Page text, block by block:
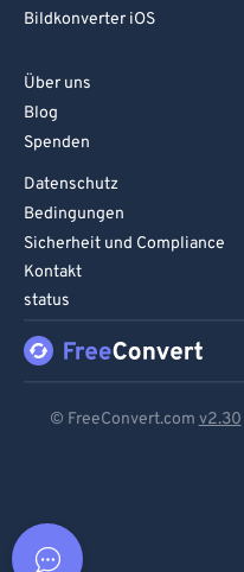
Bildkonverter iOS
Über uns
Blog
Spenden
Datenschutz
Bedingungen
Sicherheit und Compliance
Kontakt
status
© FreeConvert.com v2.30